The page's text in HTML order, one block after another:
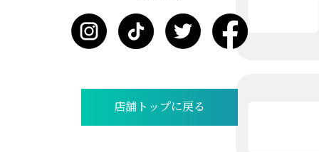
店舗トップに戻る